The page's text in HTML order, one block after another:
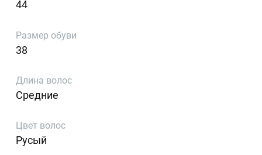
44
Размер обуви
38
Длина волос
Средние
Цвет волос
Русый